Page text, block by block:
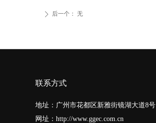
ꄲ 后一个： 无
地址：广州市花都区新雅街镜湖大道8号
网址： http://www.ggec.com.cn
联系方式